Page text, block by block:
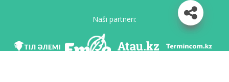
Naši partnerı: